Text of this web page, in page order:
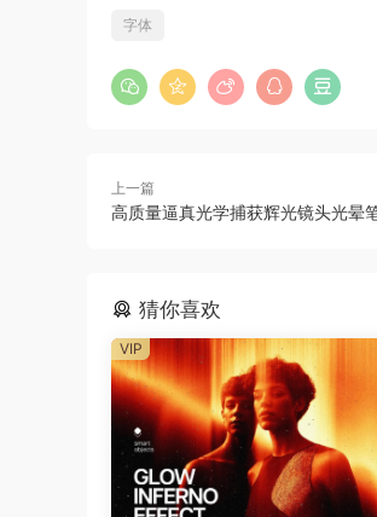
字体
上一篇
高质量逼真光学捕获辉光镜头光晕
猜你喜欢
VIP